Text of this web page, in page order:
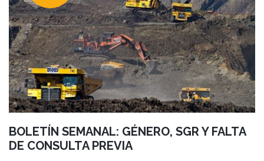
BOLETÍN SEMANAL: GÉNERO, SGR Y FALTA
DE CONSULTA PREVIA